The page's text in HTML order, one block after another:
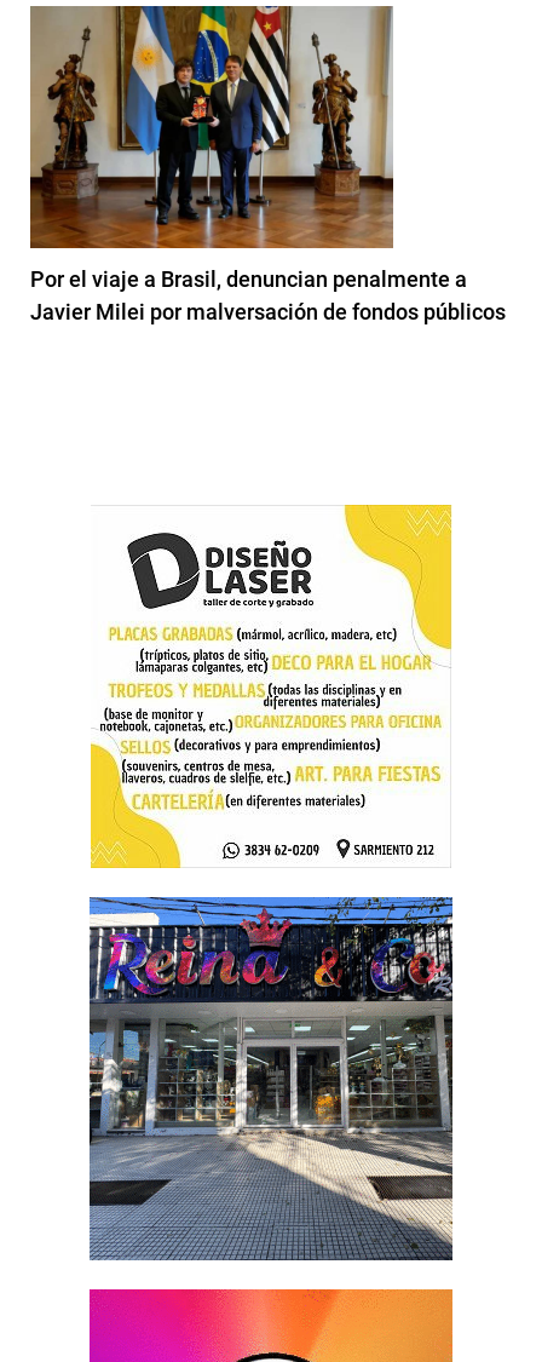
Por el viaje a Brasil, denuncian penalmente a
Javier Milei por malversación de fondos públicos